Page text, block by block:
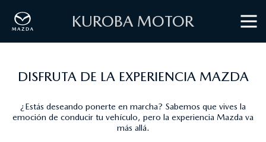
KUROBA MOTOR
DISFRUTA DE LA EXPERIENCIA MAZDA
¿Estás deseando ponerte en marcha? Sabemos que vives la
emoción de conducir tu vehículo, pero la experiencia Mazda va
más allá.